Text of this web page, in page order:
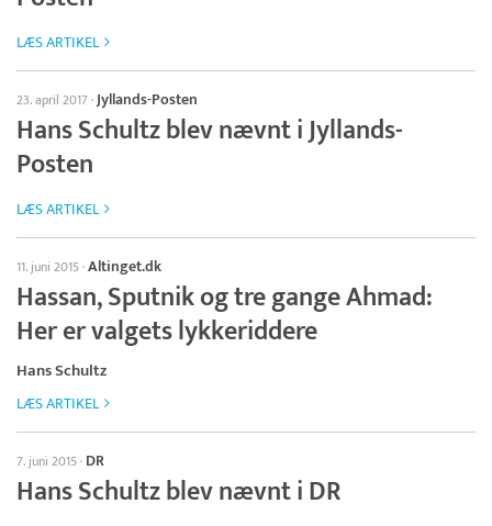
LÆS ARTIKEL
23. april 2017·Jyllands-Posten
Hans Schultz blev nævnt i Jyllands-
Posten
LÆS ARTIKEL
11. juni 2015·Altinget.dk
Hassan, Sputnik og tre gange Ahmad:
Her er valgets lykkeriddere
Hans Schultz
LÆS ARTIKEL
7. juni 2015· DR
Hans Schultz blev nævnt i DR